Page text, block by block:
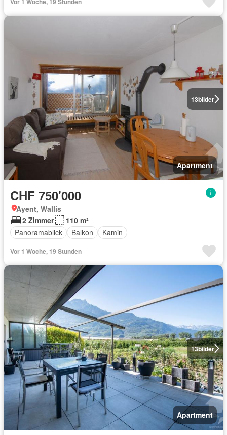
13bilder
Apartment
CHF 750'000
Ayent, Wallis
2 Zimmer
110 m²
Panoramablick
Balkon Kamin
Vor 1 Woche, 19 Stunden
13bilder
Apartment